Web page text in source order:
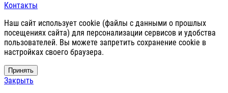
Контакты
Наш сайт использует cookie (файлы с данными о прошлых
посещениях сайта) для персонализации сервисов и удобства
пользователей. Вы можете запретить сохранение cookie в
настройках своего браузера.
Принять
Закрыть